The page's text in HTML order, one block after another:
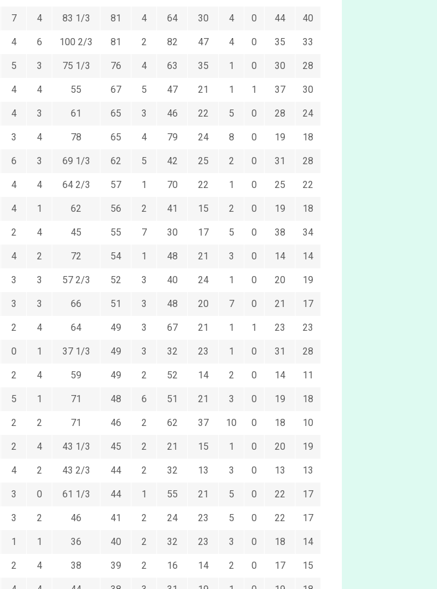
7 4 83 1/3 81 4 64 30 4 0 44 40
4 6 100 2/3 81 2 82 47 4 0 35 33
5 3 75 1/3 76 4 63 35 1 0 30 28
4 4 55 67 5 47 21 1 1 37 30
4 3 61 65 3 46 22 5 0 28 24
3 4 78 65 4 79 24 8 0 19 18
6 3 69 1/3 62 5 42 25 2 0 31 28
4 4 64 2/3 57 1 70 22 1 0 25 22
4 1 62 56 2 41 15 2 0 19 18
2 4 45 55 7 30 17 5 0 38 34
4 2 72 54 1 48 21 3 0 14 14
3 3 57 2/3 52 3 40 24 1 0 20 19
3 3 66 51 3 48 20 7 0 21 17
2 4 64 49 3 67 21 1 1 23 23
0 1 37 1/3 49 3 32 23 1 0 31 28
2 4 59 49 2 52 14 2 0 14 11
5 1 71 48 6 51 21 3 0 19 18
2 2 71 46 2 62 37 10 0 18 10
2 4 43 1/3 45 2 21 15 1 0 20 19
4 2 43 2/3 44 2 32 13 3 0 13 13
3 0 61 1/3 44 1 55 21 5 0 22 17
3 2 46 41 2 24 23 5 0 22 17
1 1 36 40 2 32 23 3 0 18 14
2 4 38 39 2 16 14 2 0 17 15